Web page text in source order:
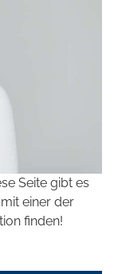
Seite gibt es
einer der
finden!